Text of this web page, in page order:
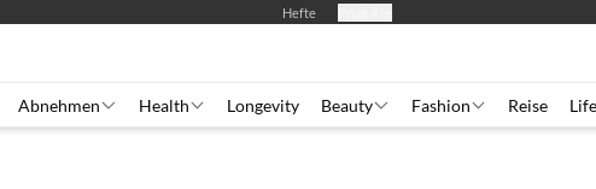
Hefte
Abnehmen Health Longevity Beauty Fashion Reise Life